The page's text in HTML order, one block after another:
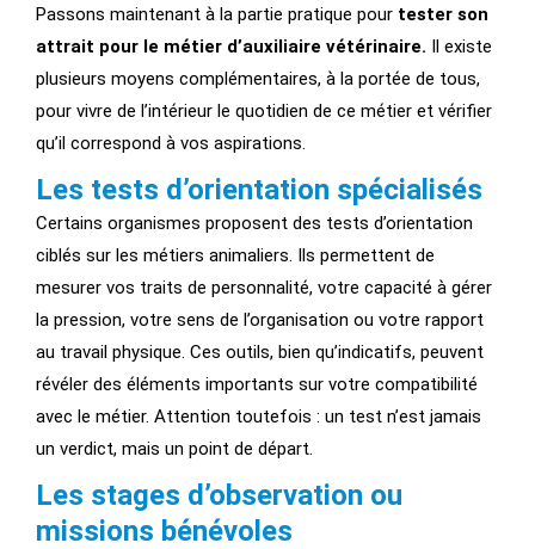
Passons maintenant à la partie pratique pour tester son
attrait pour le métier d’auxiliaire vétérinaire. Il existe
plusieurs moyens complémentaires, à la portée de tous,
pour vivre de l’intérieur le quotidien de ce métier et vérifier
qu’il correspond à vos aspirations.
Les tests d’orientation spécialisés
Certains organismes proposent des tests d’orientation
ciblés sur les métiers animaliers. Ils permettent de
mesurer vos traits de personnalité, votre capacité à gérer
la pression, votre sens de l’organisation ou votre rapport
au travail physique. Ces outils, bien qu’indicatifs, peuvent
révéler des éléments importants sur votre compatibilité
avec le métier. Attention toutefois : un test n’est jamais
un verdict, mais un point de départ.
Les stages d’observation ou
missions bénévoles